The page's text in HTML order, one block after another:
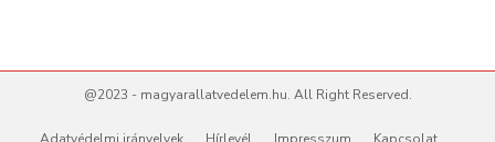
@2023 - magyarallatvedelem.hu. All Right Reserved.